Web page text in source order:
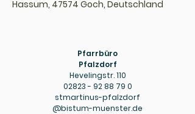
Hassum, 47574 Goch, Deutschland
Pfarrbüro
Pfalzdorf
Hevelingstr. 110
02823 - 92 88 79 0
stmartinus-pfalzdorf
@bistum-muenster.de